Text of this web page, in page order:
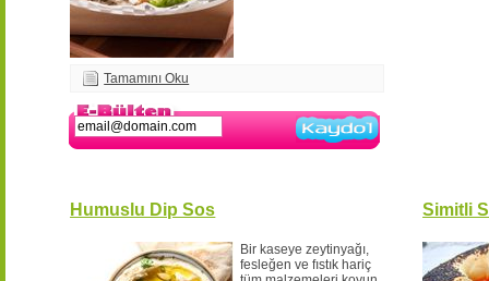
Tamamını Oku
Humuslu Dip Sos
Bir kaseye zeytinyağı,
fesleğen ve fıstık hariç
Simitli